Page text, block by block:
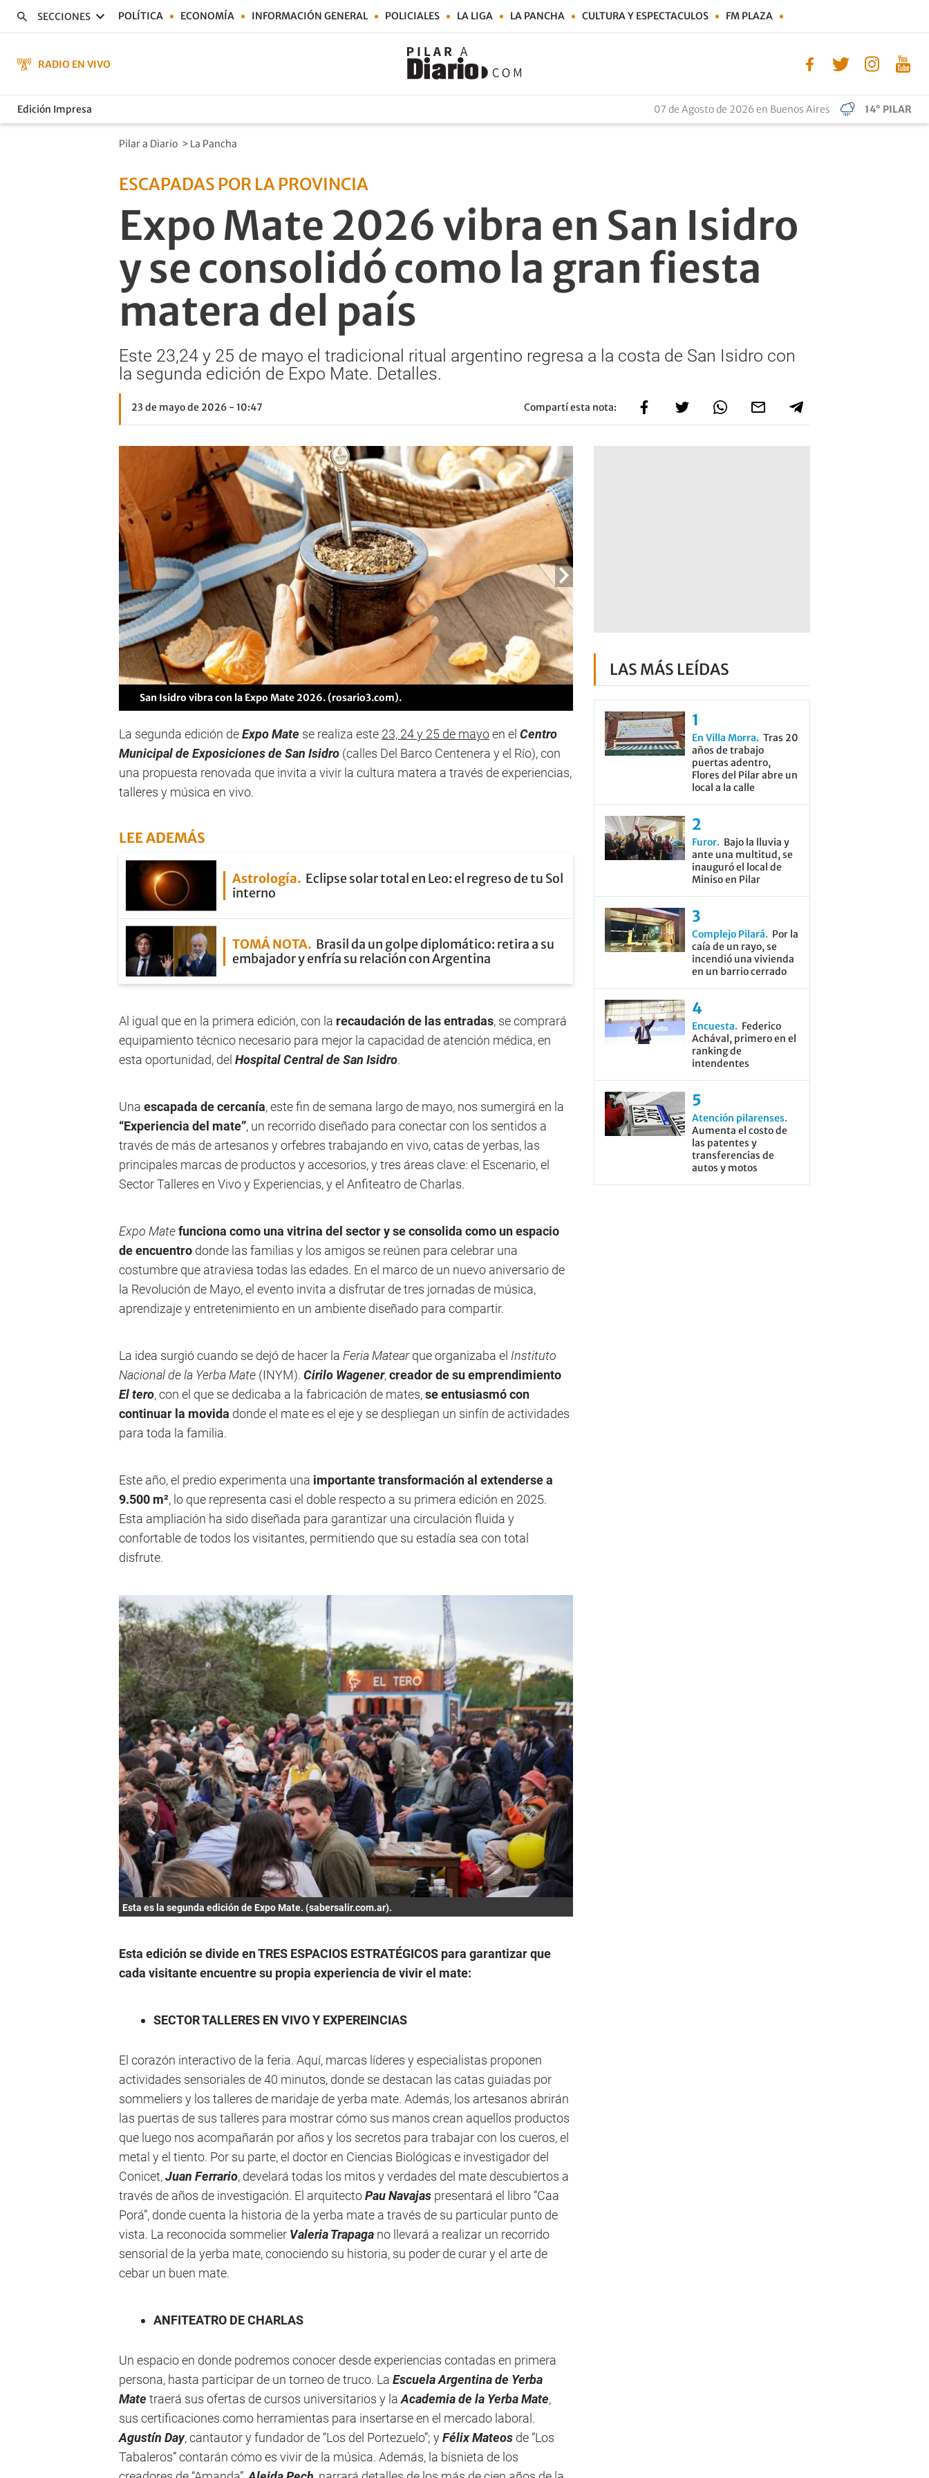
SECCIONES POLÍTICA ECONOMÍA INFORMACIÓN GENERAL POLICIALES LA LIGA LA PANCHA CULTURA Y ESPECTACULOS FM PLAZA
RADIO EN VIVO
Edición Impresa 07 de Agosto de 2026 en Buenos Aires 14° PILAR
Pilar a Diario > La Pancha
ESCAPADAS POR LA PROVINCIA
Expo Mate 2026 vibra en San Isidro
y se consolidó como la gran fiesta
matera del país
Este 23,24 y 25 de mayo el tradicional ritual argentino regresa a la costa de San Isidro con
la segunda edición de Expo Mate. Detalles.
23 de mayo de 2026 - 10:47 Compartí esta nota:
San Isidro vibra con la Expo Mate 2026. (rosario3.com).
La segunda edición deExpo Mate se realiza este 23, 24 y 25 de mayoen el Centro
Municipal de Exposiciones de San Isidro (calles Del Barco Centenera y el Río), con
una propuesta renovada que invita a vivir la cultura matera a través de experiencias,
talleres y música en vivo.
LEE ADEMÁS
Astrología
Eclipse solar total en Leo: el regreso de tu Sol
interno
TOMÁ NOTA Brasil da un golpe diplomático: retira a su
embajador y enfría su relación con Argentina
Al igual que en la primera edición, con la recaudación de las entradas, se comprará
equipamiento técnico necesario para mejor la capacidad de atención médica, en
esta oportunidad, del Hospital Central de San Isidro.
Una escapada de cercanía, este fin de semana largo de mayo, nos sumergirá en la
“Experiencia del mate”, un recorrido diseñado para conectar con los sentidos a
través de más de artesanos y orfebres trabajando en vivo, catas de yerbas, las
principales marcas de productos y accesorios, y tres áreas clave: el Escenario, el
Sector Talleres en Vivo y Experiencias, y el Anfiteatro de Charlas.
Expo Matefunciona como una vitrina del sectory se consolida como un espacio
de encuentro donde las familias y los amigos se reúnen para celebrar una
costumbre que atraviesa todas las edades. En el marco de un nuevo aniversario de
la Revolución de Mayo, el evento invita a disfrutar de tres jornadas de música,
aprendizaje y entretenimiento en un ambiente diseñado para compartir.
La idea surgió cuando se dejó de hacer la Feria Matearque organizaba el Instituto
Nacional de la Yerba Mate (INYM). Cirilo Wagener,creador de su emprendimiento
El tero, con el que se dedicaba a la fabricación de mates,se entusiasmó con
continuar la movida donde el mate es el eje y se despliegan un sinfín de actividades
para toda la familia.
Este año, el predio experimenta una importante transformación al extenderse a
9.500 m², lo que representa casi el doble respecto a su primera edición en 2025.
Esta ampliación ha sido diseñada para garantizar una circulación fluida y
confortable de todos los visitantes, permitiendo que su estadía sea con total
disfrute.
Esta es la segunda edición de Expo Mate. (sabersalir.com.ar).
Esta edición se divide en TRES ESPACIOS ESTRATÉGICOS para garantizar que
cada visitante encuentre su propia experiencia de vivir el mate:
SECTOR TALLERES EN VIVO Y EXPEREINCIAS
El corazón interactivo de la feria. Aquí, marcas líderes y especialistas proponen
actividades sensoriales de 40 minutos, donde se destacan las catas guiadas por
sommeliers y los talleres de maridaje de yerba mate. Además, los artesanos abrirán
las puertas de sus talleres para mostrar cómo sus manos crean aquellos productos
que luego nos acompañarán por años y los secretos para trabajar con los cueros, el
metal y el tiento. Por su parte, el doctor en Ciencias Biológicas e investigador del
Conicet,Juan Ferrario, develará todas los mitos y verdades del mate descubiertos a
través de años de investigación. El arquitectoPau Navajas presentará el libro “Caa
Porá”, donde cuenta la historia de la yerba mate a través de su particular punto de
vista. La reconocida sommelier Valeria Trapaga no llevará a realizar un recorrido
sensorial de la yerba mate, conociendo su historia, su poder de curar y el arte de
cebar un buen mate.
ANFITEATRO DE CHARLAS
Un espacio en donde podremos conocer desde experiencias contadas en primera
persona, hasta participar de un torneo de truco. La Escuela Argentina de Yerba
Mate traerá sus ofertas de cursos universitarios y laAcademia de la Yerba Mate,
sus certificaciones como herramientas para insertarse en el mercado laboral.
Agustín Day, cantautor y fundador de “Los del Portezuelo”; yFélix Mateos de “Los
Tabaleros” contarán cómo es vivir de la música. Además, la bisnieta de los
LAS MÁS LEÍDAS
En Villa Morra
Tras 20
años de trabajo
puertas adentro,
Flores del Pilar abre un
local a la calle
Furor
Bajo la lluvia y
ante una multitud, se
inauguró el local de
Miniso en Pilar
Complejo Pilará
Por la
caía de un rayo, se
incendió una vivienda
en un barrio cerrado
Encuesta
Federico
Achával, primero en el
ranking de
intendentes
Atención pilarenses
Aumenta el costo de
las patentes y
transferencias de
autos y motos